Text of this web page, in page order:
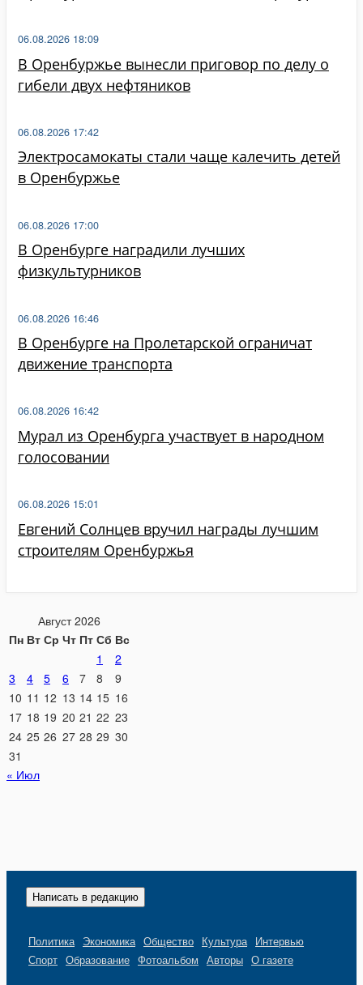
В Оренбуржье вынесли приговор по делу о
гибели двух нефтяников
06.08.2026 18:09
Электросамокаты стали чаще калечить детей
в Оренбуржье
06.08.2026 17:42
В Оренбурге наградили лучших
физкультурников
06.08.2026 17:00
В Оренбурге на Пролетарской ограничат
движение транспорта
06.08.2026 16:46
Мурал из Оренбурга участвует в народном
голосовании
06.08.2026 16:42
Евгений Солнцев вручил награды лучшим
строителям Оренбуржья
06.08.2026 15:01
Август 2026
Пн Вт Ср Чт Пт Сб Вс
1
2
3
4 5 6 7 8
9
10 11 12 13 14 15 16
17 18 19 20 21 22 23
24 25 26 27 28 29 30
31
« Июл
Написать в редакцию
Политика Экономика Общество Культура Интервью
Спорт Образование Фотоальбом Авторы О газете